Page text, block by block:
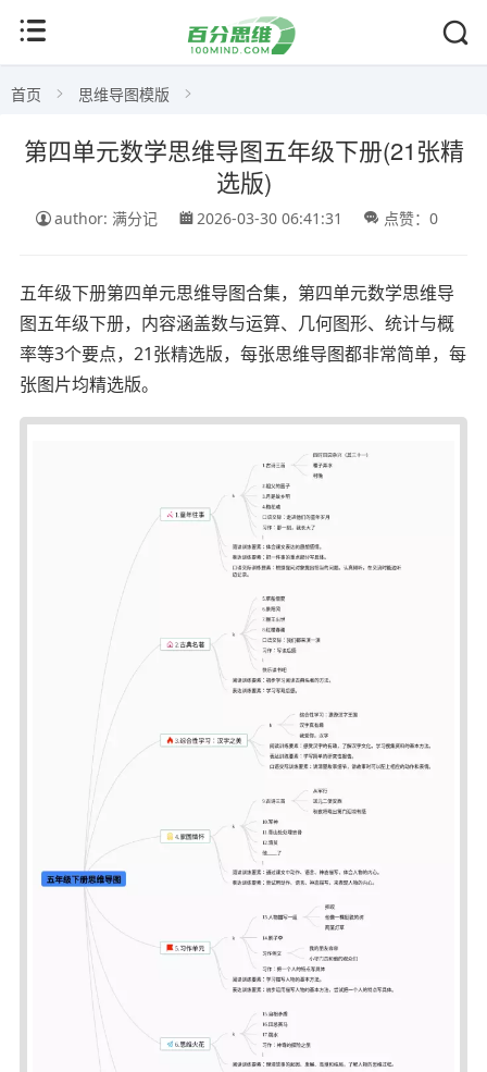
首页 思维导图模版
第四单元数学思维导图五年级下册(21张精
选版)
author: 满分记 2026-03-30 06:41:31 点赞：0
五年级下册第四单元思维导图合集，第四单元数学思维导
图五年级下册，内容涵盖数与运算、几何图形、统计与概
率等3个要点，21张精选版，每张思维导图都非常简单，每
张图片均精选版。